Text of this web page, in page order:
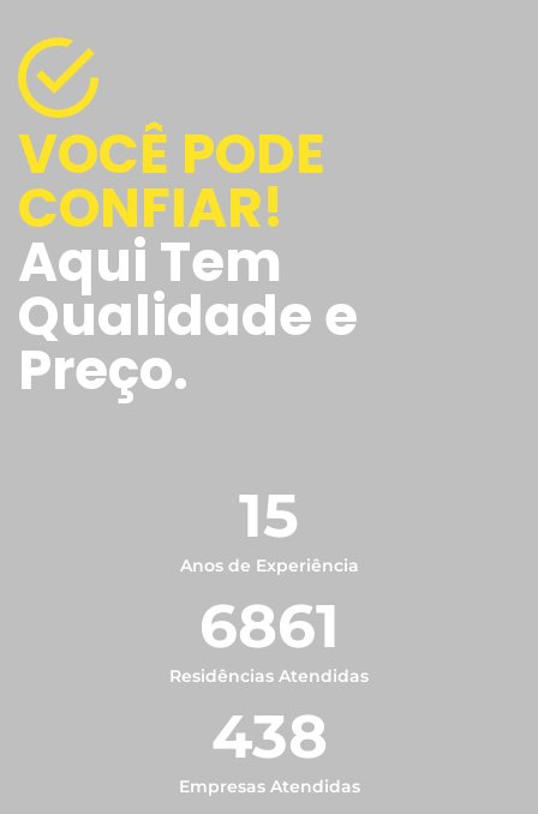
VOCÊ PODE
CONFIAR!
Aqui Tem
Qualidade e
Preço.
15
Anos de Experiência
6861
Residências Atendidas
438
Empresas Atendidas